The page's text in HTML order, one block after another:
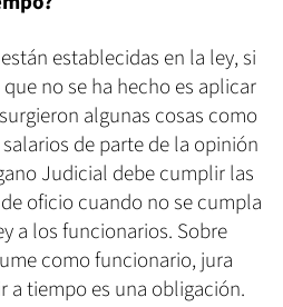
establecidas en la ley, si
no se ha hecho es aplicar
algunas cosas como
de parte de la opinión
Judicial debe cumplir las
oficio cuando no se cumpla
a los funcionarios. Sobre
como funcionario, jura
a tiempo es una obligación.